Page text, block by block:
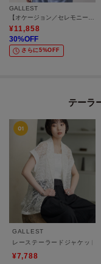
GALLEST
【オケージョン／セレモニー／セットアップ可能】ダブルクロスモードジャケット
¥11,858
30%OFF
さらに5%OFF
テーラ
GALLEST
レーステーラードジャケット
¥7,788